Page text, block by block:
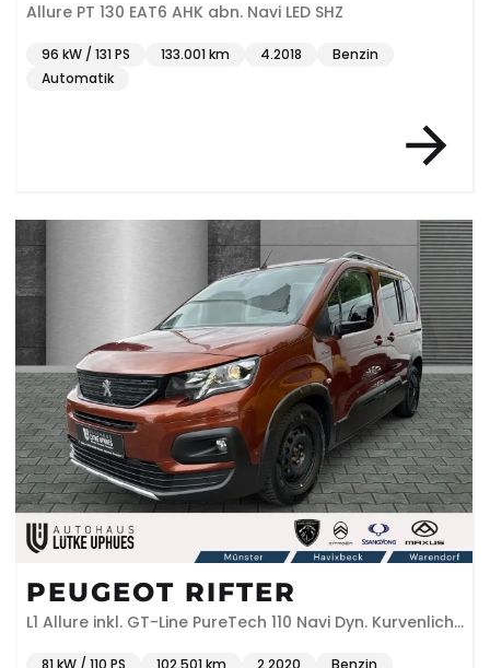
Allure PT 130 EAT6 AHK abn. Navi LED SHZ
96 kW / 131 PS 133.001 km 4.2018
Benzin
Automatik
PEUGEOT RIFTER
L1 Allure inkl. GT-Line PureTech 110 Navi Dyn. Kurvenlicht
81 kW / 110 PS 102.501 km 2.2020 Benzin